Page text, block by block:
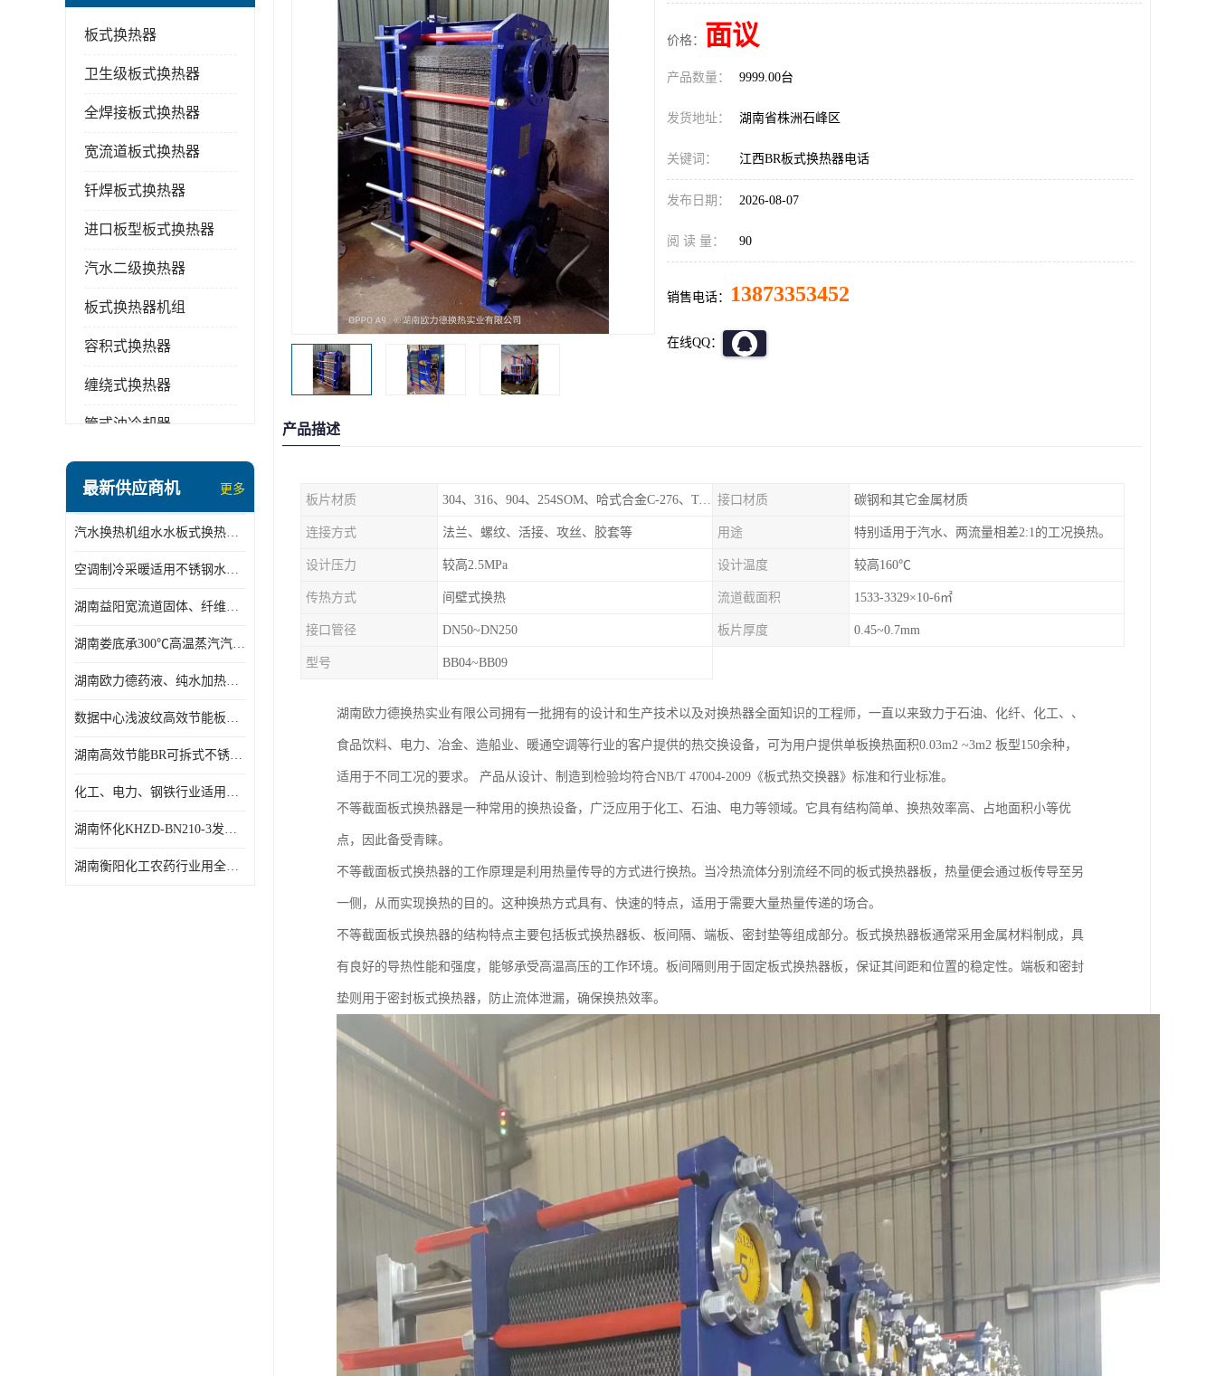
板式换热器
卫生级板式换热器
全焊接板式换热器
宽流道板式换热器
钎焊板式换热器
进口板型板式换热器
汽水二级换热器
板式换热器机组
容积式换热器
缠绕式换热器
管式油冷却器
盘管换热
变频供水机组
汽水混合加热器
水处理设备
最新供应商机 更多
汽水换热机组水水板式换热机组板式热交换机组厂家专业定制
空调制冷采暖适用不锈钢水水汽水板式换热器
湖南益阳宽流道固体、纤维、浆状物质加热冷却冷凝蒸发板式换热器
湖南娄底承300℃高温蒸汽汽水二级换热器
湖南欧力德药液、纯水加热、冷却、蒸发及杀菌用卫生级板式换热器
数据中心浅波纹高效节能板式换热器
湖南高效节能BR可拆式不锈钢板式换热器厂家定制
化工、电力、钢铁行业适用冷却冷凝蒸发加热不锈钢可拆式板式换热器
湖南怀化KHZD-BN210-3发动机柴油冷却钎焊机板式热交换器
湖南衡阳化工农药行业用全焊接板式冷凝器专业定制
价格： 面议
产品数量： 9999.00台
发货地址： 湖南省株洲石峰区
关键词： 江西BR板式换热器电话
发布日期： 2026-08-07
阅 读 量： 90
销售电话： 13873353452
在线QQ：
产品描述
板片材质 304、316、904、254SOM、哈式合金C-276、TA1等 接口材质 碳钢和其它金属材质
连接方式 法兰、螺纹、活接、攻丝、胶套等 用途 特别适用于汽水、两流量相差2:1的工况换热。
设计压力 较高2.5MPa 设计温度 较高160℃
传热方式 间壁式换热 流道截面积 1533-3329×10-6㎡
接口管径 DN50~DN250 板片厚度 0.45~0.7mm
型号 BB04~BB09
湖南欧力德换热实业有限公司拥有一批拥有的设计和生产技术以及对换热器全面知识的工程师，一直以来致力于石油、化纤、化工、、
食品饮料、电力、冶金、造船业、暖通空调等行业的客户提供的热交换设备，可为用户提供单板换热面积0.03m2 ~3m2 板型150余种，
适用于不同工况的要求。 产品从设计、制造到检验均符合NB/T 47004-2009《板式热交换器》标准和行业标准。
不等截面板式换热器是一种常用的换热设备，广泛应用于化工、石油、电力等领域。它具有结构简单、换热效率高、占地面积小等优
点，因此备受青睐。
不等截面板式换热器的工作原理是利用热量传导的方式进行换热。当冷热流体分别流经不同的板式换热器板，热量便会通过板传导至另
一侧，从而实现换热的目的。这种换热方式具有、快速的特点，适用于需要大量热量传递的场合。
不等截面板式换热器的结构特点主要包括板式换热器板、板间隔、端板、密封垫等组成部分。板式换热器板通常采用金属材料制成，具
有良好的导热性能和强度，能够承受高温高压的工作环境。板间隔则用于固定板式换热器板，保证其间距和位置的稳定性。端板和密封
垫则用于密封板式换热器，防止流体泄漏，确保换热效率。